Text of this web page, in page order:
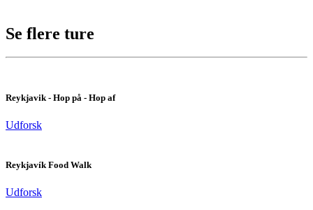
Se flere ture
Reykjavik - Hop på - Hop af
Udforsk
Reykjavík Food Walk
Udforsk